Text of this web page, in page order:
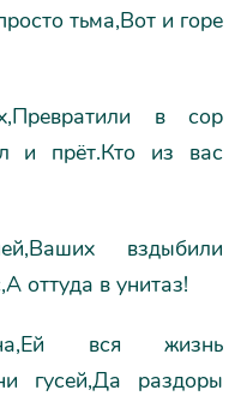
тьма,Вот и горе
в сор
и прёт.Кто из вас
вздыбили
оттуда в унитаз!
вся жизнь
гусей,Да раздоры